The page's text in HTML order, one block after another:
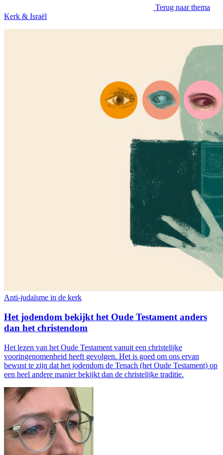
Terug naar thema
Kerk & Israël
Anti-judaïsme in de kerk
Het jodendom bekijkt het Oude Testament anders
dan het christendom
Het lezen van het Oude Testament vanuit een christelijke
vooringenomenheid heeft gevolgen. Het is goed om ons ervan
bewust te zijn dat het jodendom de Tenach (het Oude Testament) op
een heel andere manier bekijkt dan de christelijke traditie.